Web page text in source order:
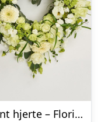
Åbent hjerte – Floristens kreative valg